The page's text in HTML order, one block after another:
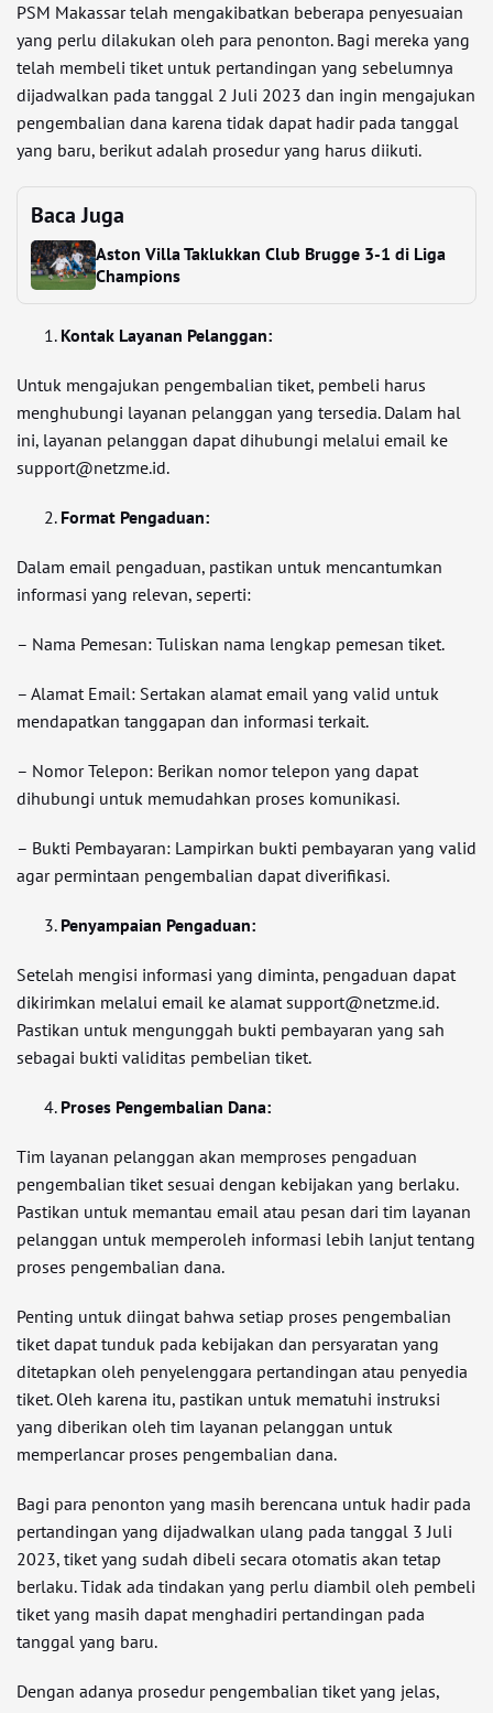
PSM Makassar telah mengakibatkan beberapa penyesuaian
yang perlu dilakukan oleh para penonton. Bagi mereka yang
telah membeli tiket untuk pertandingan yang sebelumnya
dijadwalkan pada tanggal 2 Juli 2023 dan ingin mengajukan
pengembalian dana karena tidak dapat hadir pada tanggal
yang baru, berikut adalah prosedur yang harus diikuti.
Baca Juga
Aston Villa Taklukkan Club Brugge 3-1 di Liga
Champions
Kontak Layanan Pelanggan:
Untuk mengajukan pengembalian tiket, pembeli harus
menghubungi layanan pelanggan yang tersedia. Dalam hal
ini, layanan pelanggan dapat dihubungi melalui email ke
support@netzme.id.
Format Pengaduan:
Dalam email pengaduan, pastikan untuk mencantumkan
informasi yang relevan, seperti:
– Nama Pemesan: Tuliskan nama lengkap pemesan tiket.
– Alamat Email: Sertakan alamat email yang valid untuk
mendapatkan tanggapan dan informasi terkait.
– Nomor Telepon: Berikan nomor telepon yang dapat
dihubungi untuk memudahkan proses komunikasi.
– Bukti Pembayaran: Lampirkan bukti pembayaran yang valid
agar permintaan pengembalian dapat diverifikasi.
Penyampaian Pengaduan:
Setelah mengisi informasi yang diminta, pengaduan dapat
dikirimkan melalui email ke alamat support@netzme.id.
Pastikan untuk mengunggah bukti pembayaran yang sah
sebagai bukti validitas pembelian tiket.
Proses Pengembalian Dana:
Tim layanan pelanggan akan memproses pengaduan
pengembalian tiket sesuai dengan kebijakan yang berlaku.
Pastikan untuk memantau email atau pesan dari tim layanan
pelanggan untuk memperoleh informasi lebih lanjut tentang
proses pengembalian dana.
Penting untuk diingat bahwa setiap proses pengembalian
tiket dapat tunduk pada kebijakan dan persyaratan yang
ditetapkan oleh penyelenggara pertandingan atau penyedia
tiket. Oleh karena itu, pastikan untuk mematuhi instruksi
yang diberikan oleh tim layanan pelanggan untuk
memperlancar proses pengembalian dana.
Bagi para penonton yang masih berencana untuk hadir pada
pertandingan yang dijadwalkan ulang pada tanggal 3 Juli
2023, tiket yang sudah dibeli secara otomatis akan tetap
berlaku. Tidak ada tindakan yang perlu diambil oleh pembeli
tiket yang masih dapat menghadiri pertandingan pada
tanggal yang baru.
Dengan adanya prosedur pengembalian tiket yang jelas,